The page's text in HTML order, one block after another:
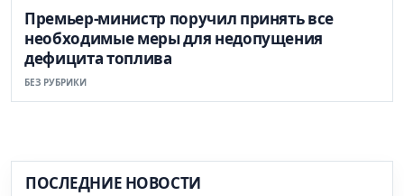
Премьер-министр поручил принять все
необходимые меры для недопущения
дефицита топлива
БЕЗ РУБРИКИ
ПОСЛЕДНИЕ НОВОСТИ